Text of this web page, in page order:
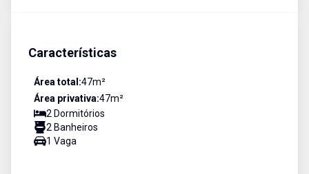
Características
Área total:47m²
Área privativa:47m²
2 Dormitórios
2 Banheiros
1 Vaga